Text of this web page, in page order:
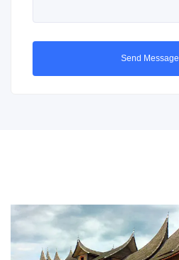
Send Message